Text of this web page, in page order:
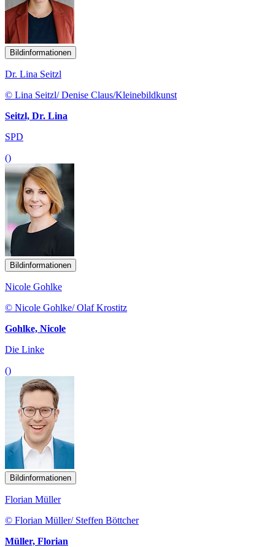
Bildinformationen
Dr. Lina Seitzl
© Lina Seitzl/ Denise Claus/Kleinebildkunst
Seitzl, Dr. Lina
SPD
()
Bildinformationen
Nicole Gohlke
© Nicole Gohlke/ Olaf Krostitz
Gohlke, Nicole
Die Linke
()
Bildinformationen
Florian Müller
© Florian Müller/ Steffen Böttcher
Müller, Florian